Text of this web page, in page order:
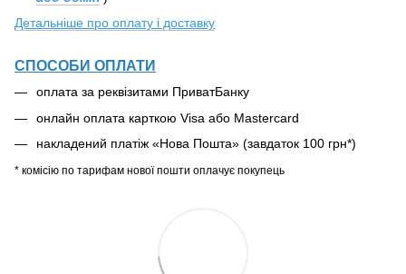
Детальніше про оплату і доставку
СПОСОБИ ОПЛАТИ
оплата за реквізитами ПриватБанку
онлайн оплата карткою Visa або Mastercard
накладений платіж «Нова Пошта» (завдаток 100 грн*)
* комісію по тарифам нової пошти оплачує покупець